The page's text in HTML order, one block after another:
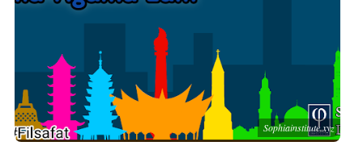
Good Is Good: Menyingkap Hakikat Kebaikan Bersama
George Edward Moore
Kebebasan Sebagai Jembatan Transendensi: Menyelami
Filsafat Eksistensial Mulla Sadra
Sophiainstitute.xyz